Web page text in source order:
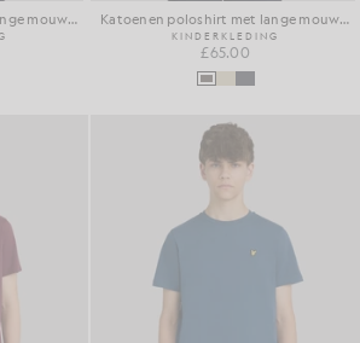
Katoenen poloshirt met lange mouwen Katoenen poloshirt met lange mouwen
KINDERKLEDING
£65.00